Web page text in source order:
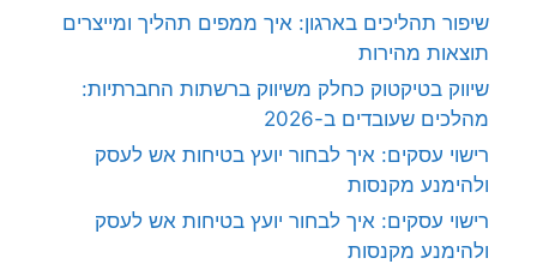
שיפור תהליכים בארגון: איך ממפים תהליך ומייצרים
תוצאות מהירות
שיווק בטיקטוק כחלק משיווק ברשתות החברתיות:
מהלכים שעובדים ב-2026
רישוי עסקים: איך לבחור יועץ בטיחות אש לעסק
ולהימנע מקנסות
רישוי עסקים: איך לבחור יועץ בטיחות אש לעסק
ולהימנע מקנסות